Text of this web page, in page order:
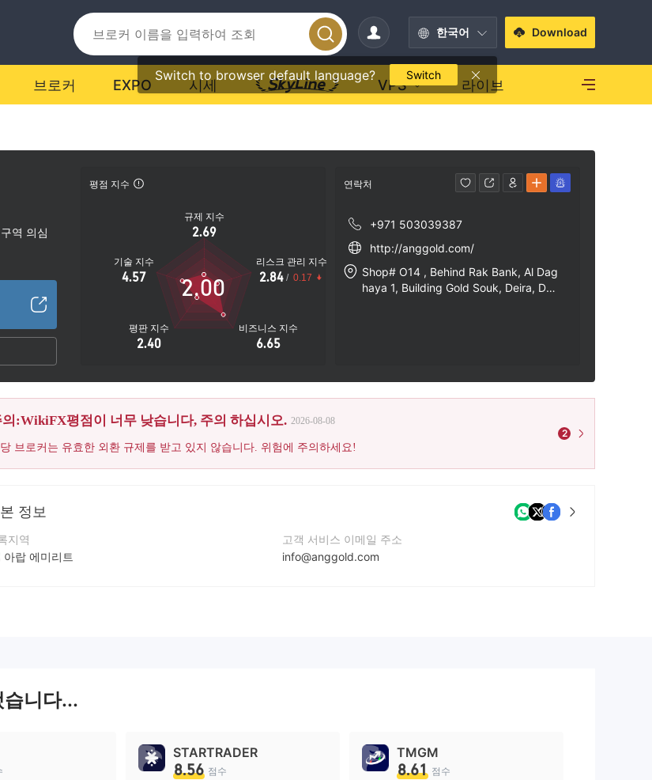
한국어
Switch to browser default language? Switch
Download
브로커 EXPO 시세 VPS 라이브
역 의심
평점 지수
규제 지수
2.69
기술 지수
4.57
평판 지수
2.40
비즈니스 지수
6.65
리스크 관리 지수
2.84 / 0.17
2.00
연락처
+971 503039387
http://anggold.com/
Shop# O14 , Behind Rak Bank, Al Dag
haya 1, Building Gold Souk, Deira, Du
의:WikiFX평점이 너무 낮습니다, 주의 하십시오. 2026-08-08
브로커는 유효한 외환 규제를 받고 있지 않습니다. 위험에 주의하세요!
2
정보
지역
아랍 에미리트
고객 서비스 이메일 주소
info@anggold.com
니다...
STARTRADER
8.56 점수
TMGM
8.61 점수